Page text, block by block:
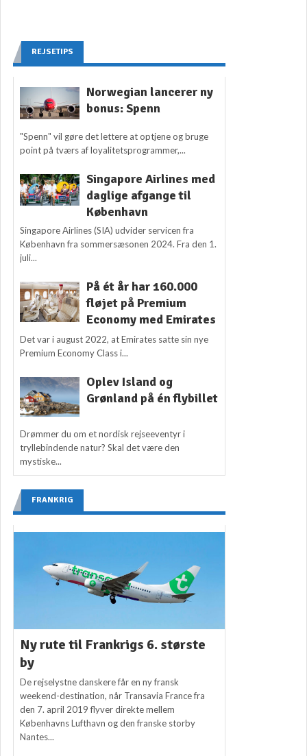
REJSETIPS
Norwegian lancerer ny
bonus: Spenn
"Spenn" vil gøre det lettere at optjene og bruge
point på tværs af loyalitetsprogrammer,...
Singapore Airlines med
daglige afgange til
København
Singapore Airlines (SIA) udvider servicen fra
København fra sommersæsonen 2024. Fra den 1.
juli...
På ét år har 160.000
fløjet på Premium
Economy med Emirates
Det var i august 2022, at Emirates satte sin nye
Premium Economy Class i...
Oplev Island og
Grønland på én flybillet
Drømmer du om et nordisk rejseeventyr i
tryllebindende natur? Skal det være den
mystiske...
FRANKRIG
Ny rute til Frankrigs 6. største
by
De rejselystne danskere får en ny fransk
weekend-destination, når Transavia France fra
den 7. april 2019 flyver direkte mellem
Københavns Lufthavn og den franske storby
Nantes...